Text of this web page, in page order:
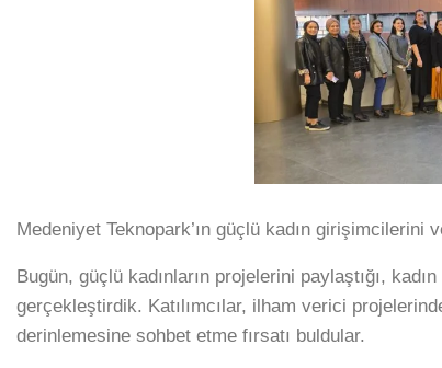
Medeniyet Teknopark’ın güçlü kadın girişimcilerini
Bugün, güçlü kadınların projelerini paylaştığı,
gerçekleştirdik. Katılımcılar, ilham verici
derinlemesine sohbet etme fırsatı buldular.